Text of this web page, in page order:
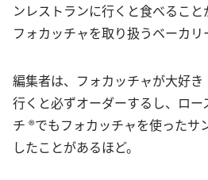
ンレストランに行くと食べるこ
フォカッチャを取り扱うベーカリ
編集者は、フォカッチャが大好
行くと必ずオーダーするし、ロ
チ ®でもフォカッチャを使ったサ
したことがあるほど。